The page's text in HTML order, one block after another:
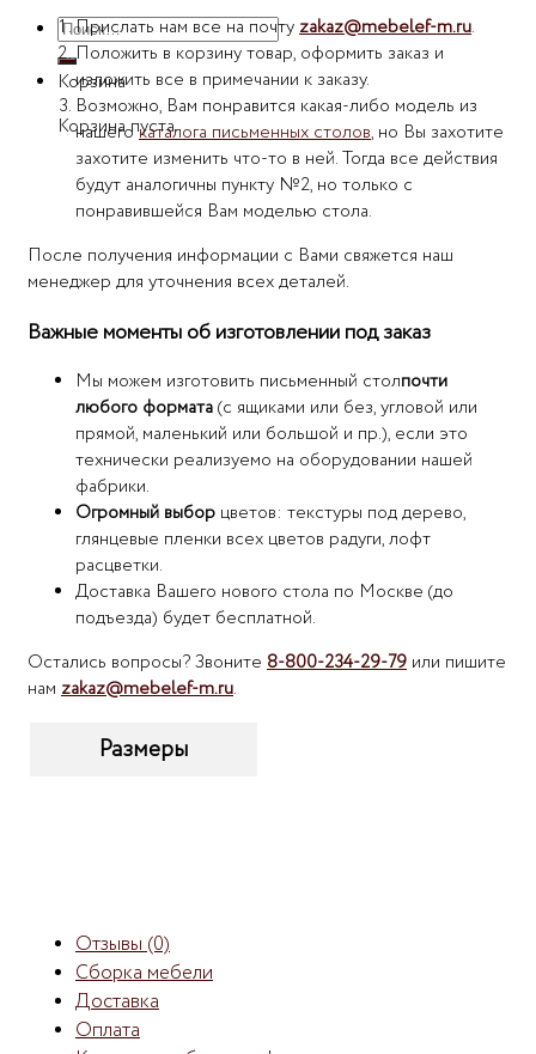
Искать:
Корзина
Корзина пуста.
Прислать нам все на почтуzakaz@mebelef-m.ru.
Положить в корзину товар, оформить заказ и
изложить все в примечании к заказу.
Возможно, Вам понравится какая-либо модель из
нашегокаталога письменных столов, но Вы захотите
захотите изменить что-то в ней. Тогда все действия
будут аналогичны пункту №2, но только с
понравившейся Вам моделью стола.
После получения информации с Вами свяжется наш
менеджер для уточнения всех деталей.
Важные моменты об изготовлении под заказ
Мы можем изготовить письменный столпочти
любого формата(с ящиками или без, угловой или
прямой, маленький или большой и пр.), если это
технически реализуемо на оборудовании нашей
фабрики.
Огромный выбор цветов: текстуры под дерево,
глянцевые пленки всех цветов радуги, лофт
расцветки.
Доставка Вашего нового стола по Москве (до
подъезда) будет бесплатной.
Остались вопросы? Звоните 8-800-234-29-79 или пишите
нам zakaz@mebelef-m.ru.
Размеры
Отзывы (0)
Сборка мебели
Доставка
Оплата